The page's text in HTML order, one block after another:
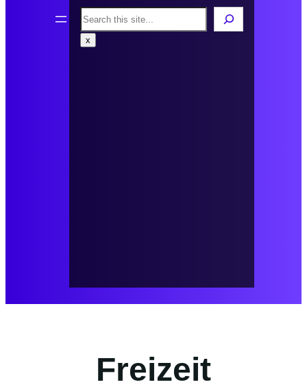
Search
x
Freizeit